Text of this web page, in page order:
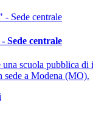
centrale
scuola pubblica di
sede a Modena (MO).